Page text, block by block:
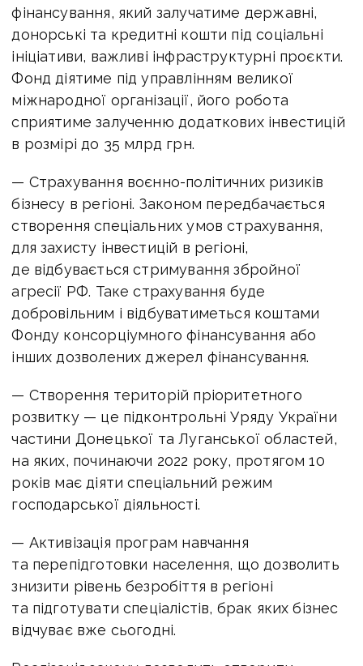
фінансування, який залучатиме державні,
донорські та кредитні кошти під соціальні
ініціативи, важливі інфраструктурні проєкти.
Фонд діятиме під управлінням великої
міжнародної організації, його робота
сприятиме залученню додаткових інвестицій
в розмірі до 35 млрд грн.
— Страхування воєнно-політичних ризиків
бізнесу в регіоні. Законом передбачається
створення спеціальних умов страхування,
для захисту інвестицій в регіоні,
де відбувається стримування збройної
агресії РФ. Таке страхування буде
добровільним і відбуватиметься коштами
Фонду консорціумного фінансування або
інших дозволених джерел фінансування.
— Створення територій пріоритетного
розвитку — це підконтрольні Уряду України
частини Донецької та Луганської областей,
на яких, починаючи 2022 року, протягом 10
років має діяти спеціальний режим
господарської діяльності.
— Активізація програм навчання
та перепідготовки населення, що дозволить
знизити рівень безробіття в регіоні
та підготувати спеціалістів, брак яких бізнес
відчуває вже сьогодні.